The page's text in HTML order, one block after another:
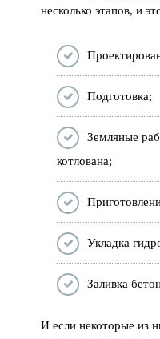
несколько этапов, и
Подготовка;
Земляные
котлована;
Укладка
Заливка
И если некоторые из